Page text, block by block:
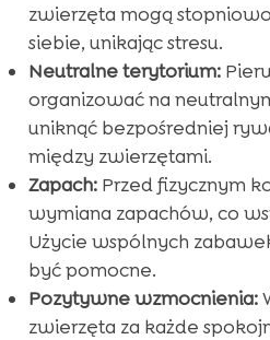
zwierzęta mogą
siebie, unikając stresu.
Neutralne terytorium:
organizować na
uniknąć bezpośredniej
między zwierzętami.
Zapach:Przed fizycznym
wymiana zapachów, co
Użycie wspólnych
być pomocne.
Pozytywne wzmocnienia:
zwierzęta za każde